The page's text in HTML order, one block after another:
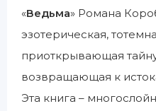
«Ведьма» Романа
эзотерическая,
приоткрывающая
возвращающая к
Эта книга –